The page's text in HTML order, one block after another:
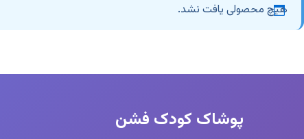
هیچ محصولی یافت نشد.
پوشاک کودک فشن